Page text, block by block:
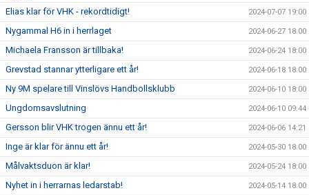
Elias klar för VHK - rekordtidigt! 2024-07-07 19:00
Nygammal H6 in i herrlaget 2024-06-27 18:00
Michaela Fransson är tillbaka! 2024-06-24 18:00
Grevstad stannar ytterligare ett år! 2024-06-18 18:00
Ny 9M spelare till Vinslövs Handbollsklubb 2024-06-10 18:00
Ungdomsavslutning 2024-06-10 09:44
Gersson blir VHK trogen ännu ett år! 2024-06-06 14:21
Inge är klar för ännu ett år! 2024-05-30 18:00
Målvaktsduon är klar! 2024-05-24 18:00
Nyhet in i herrarnas ledarstab! 2024-05-14 18:00